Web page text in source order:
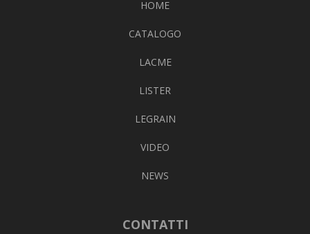
HOME
CATALOGO
LACME
LISTER
LEGRAIN
VIDEO
NEWS
CONTATTI